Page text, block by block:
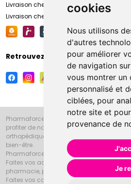
cookies
Nous utilisons
d'autres
pour améliorer
de navigation
vous montrer un
personnalisé et
ciblées, pour
notre site et
provenance de
Je
Livraison chez vous
Livraison chez votre commerçant
Retrouvez-nous sur vos réseaux
Pharmaforce.fr et la Grande Pharmacie
profiter de notre accueil, de nos conseils
orthopédiques, homéopathiques,
bien-être.
Pharmaforce.fr est le site internet de la
Faites vos achats en ligne grâce à un
pharmacie, parapharmacie, diététique et
Faites vos courses de pharmacie et